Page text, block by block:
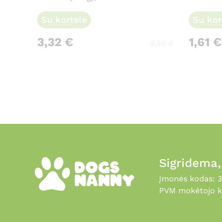
Su kortele
3,32 €
Su
1,61 €
Įmonės kodas:
PVM mokėtojo